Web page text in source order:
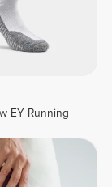
Κάλτσες Crew EY Running